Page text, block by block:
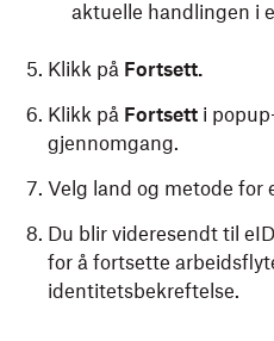
aktuelle handlingen i
Klikk på Fortsett.
Klikk på Fortsett i
gjennomgang.
Velg land og metode for
Du blir videresendt til
for å fortsette
identitetsbekreftelse.